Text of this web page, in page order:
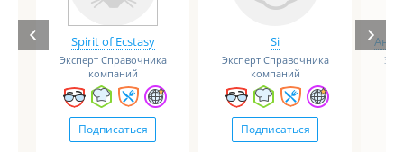
Spirit of Ecstasy
Эксперт Справочника
компаний
Подписаться
Si
Эксперт Справочника
компаний
Подписаться